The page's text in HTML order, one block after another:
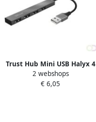
Trust Hub Mini USB Halyx 4
ingangen
2 webshops
€ 6,05